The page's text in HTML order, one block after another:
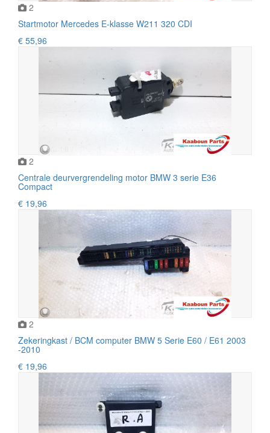
2
Startmotor Mercedes E-klasse W211 320 CDI
€ 55,96
2
Centrale deurvergrendeling motor BMW 3 serie E36
Compact
€ 19,96
2
Zekeringkast / BCM computer BMW 5 Serie E60 / E61 2003
-2010
€ 19,96